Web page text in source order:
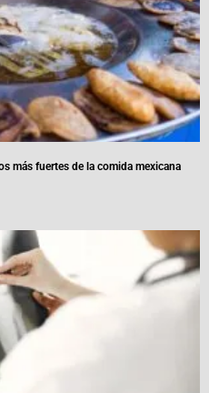
más fuertes de la comida mexicana